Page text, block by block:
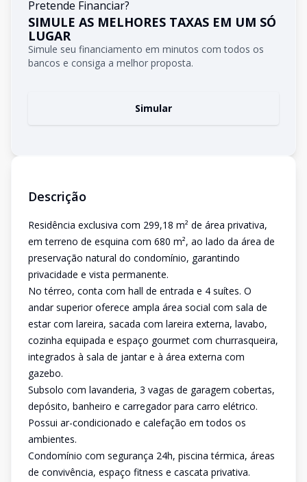
Pretende Financiar?
SIMULE AS MELHORES TAXAS EM UM SÓ
LUGAR
Simule seu financiamento em minutos com todos os
bancos e consiga a melhor proposta.
Simular
Descrição
Residência exclusiva com 299,18 m² de área privativa,
em terreno de esquina com 680 m², ao lado da área de
preservação natural do condomínio, garantindo
privacidade e vista permanente.
No térreo, conta com hall de entrada e 4 suítes. O
andar superior oferece ampla área social com sala de
estar com lareira, sacada com lareira externa, lavabo,
cozinha equipada e espaço gourmet com churrasqueira,
integrados à sala de jantar e à área externa com
gazebo.
Subsolo com lavanderia, 3 vagas de garagem cobertas,
depósito, banheiro e carregador para carro elétrico.
Possui ar-condicionado e calefação em todos os
ambientes.
Condomínio com segurança 24h, piscina térmica, áreas
de convivência, espaço fitness e cascata privativa.